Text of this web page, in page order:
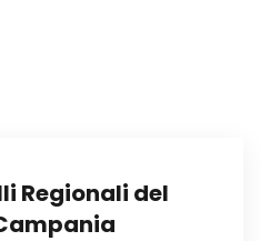
Regionali del